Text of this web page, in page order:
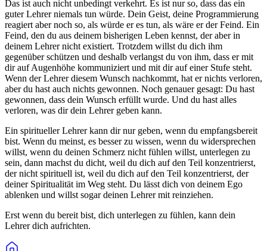
Das ist auch nicht unbedingt verkehrt. Es ist nur so, dass das ein
guter Lehrer niemals tun würde. Dein Geist, deine Programmierung
reagiert aber noch so, als würde er es tun, als wäre er der Feind. Ein
Feind, den du aus deinem bisherigen Leben kennst, der aber in
deinem Lehrer nicht existiert. Trotzdem willst du dich ihm
gegenüber schützen und deshalb verlangst du von ihm, dass er mit
dir auf Augenhöhe kommuniziert und mit dir auf einer Stufe steht.
Wenn der Lehrer diesem Wunsch nachkommt, hat er nichts verloren,
aber du hast auch nichts gewonnen. Noch genauer gesagt: Du hast
gewonnen, dass dein Wunsch erfüllt wurde. Und du hast alles
verloren, was dir dein Lehrer geben kann.
Ein spiritueller Lehrer kann dir nur geben, wenn du empfangsbereit
bist. Wenn du meinst, es besser zu wissen, wenn du widersprechen
willst, wenn du deinen Schmerz nicht fühlen willst, unterlegen zu
sein, dann machst du dicht, weil du dich auf den Teil konzentrierst,
der nicht spirituell ist, weil du dich auf den Teil konzentrierst, der
deiner Spiritualität im Weg steht. Du lässt dich von deinem Ego
ablenken und willst sogar deinen Lehrer mit reinziehen.
Erst wenn du bereit bist, dich unterlegen zu fühlen, kann dein
Lehrer dich aufrichten.